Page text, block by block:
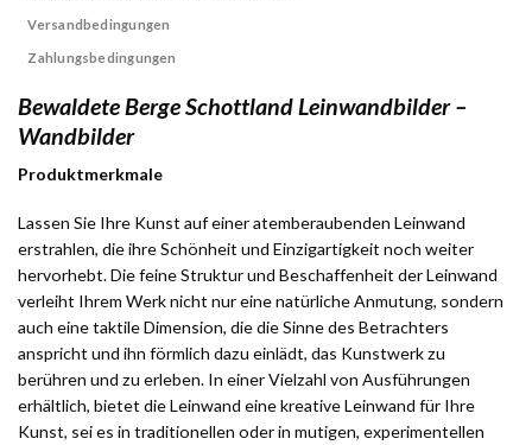
Versandbedingungen
Zahlungsbedingungen
Bewaldete Berge Schottland Leinwandbilder –
Wandbilder
Produktmerkmale
Lassen Sie Ihre Kunst auf einer atemberaubenden Leinwand
erstrahlen, die ihre Schönheit und Einzigartigkeit noch weiter
hervorhebt. Die feine Struktur und Beschaffenheit der Leinwand
verleiht Ihrem Werk nicht nur eine natürliche Anmutung, sondern
auch eine taktile Dimension, die die Sinne des Betrachters
anspricht und ihn förmlich dazu einlädt, das Kunstwerk zu
berühren und zu erleben. In einer Vielzahl von Ausführungen
erhältlich, bietet die Leinwand eine kreative Leinwand für Ihre
Kunst, sei es in traditionellen oder in mutigen, experimentellen